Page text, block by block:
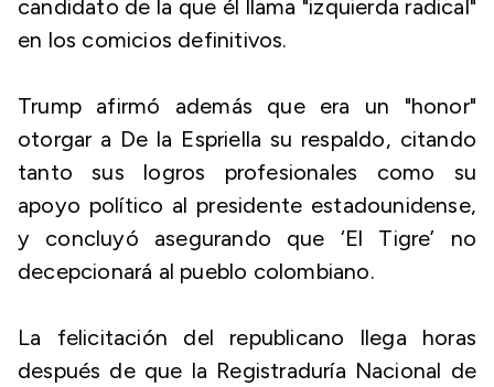
candidato de la que él llama "izquierda radical"
en los comicios definitivos.
Trump afirmó además que era un "honor"
otorgar a De la Espriella su respaldo, citando
tanto sus logros profesionales como su
apoyo político al presidente estadounidense,
y concluyó asegurando que ‘El Tigre’ no
decepcionará al pueblo colombiano.
La felicitación del republicano llega horas
después de que la Registraduría Nacional de